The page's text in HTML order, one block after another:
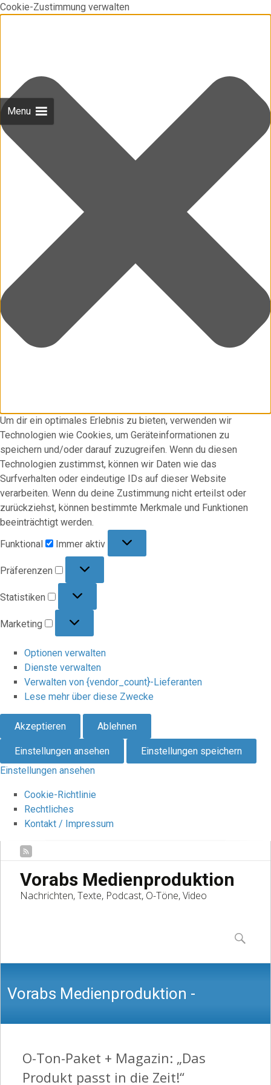
Cookie-Zustimmung verwalten
Um dir ein optimales Erlebnis zu bieten, verwenden wir
Technologien wie Cookies, um Geräteinformationen zu
speichern und/oder darauf zuzugreifen. Wenn du diesen
Technologien zustimmst, können wir Daten wie das
Surfverhalten oder eindeutige IDs auf dieser Website
verarbeiten. Wenn du deine Zustimmung nicht erteilst oder
zurückziehst, können bestimmte Merkmale und Funktionen
beeinträchtigt werden.
Funktional
Immer aktiv
Präferenzen
Statistiken
Marketing
Optionen verwalten
Dienste verwalten
Verwalten von {vendor_count}-Lieferanten
Lese mehr über diese Zwecke
Akzeptieren Ablehnen
Einstellungen ansehen
Einstellungen speichern
Einstellungen ansehen
Cookie-Richtlinie
Rechtliches
Kontakt / Impressum
Vorabs Medienproduktion
Nachrichten, Texte, Podcast, O-Töne, Video
Menu
content
Suchen
nach:
Vorabs Medienproduktion -
Nachrichten, Texte, Podcast, O-Töne,
O-Ton-Paket + Magazin: „Das
Produkt passt in die Zeit!“